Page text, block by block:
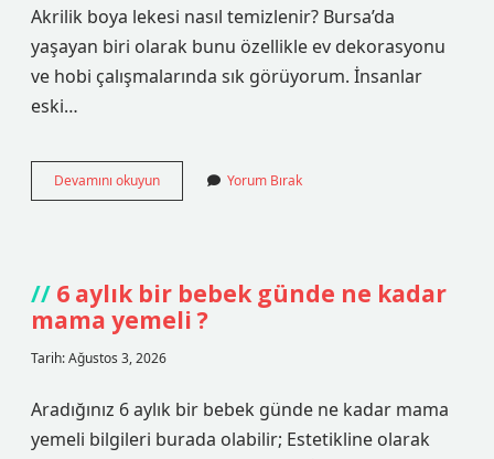
Akrilik boya lekesi nasıl temizlenir? Bursa’da
yaşayan biri olarak bunu özellikle ev dekorasyonu
ve hobi çalışmalarında sık görüyorum. İnsanlar
eski…
Devamını okuyunAkrilik
boya
Yorum Bırak
6 aylık bir bebek günde ne kadar
mama yemeli ?
Tarih: Ağustos 3, 2026
Aradığınız 6 aylık bir bebek günde ne kadar mama
yemeli bilgileri burada olabilir; Estetikline olarak